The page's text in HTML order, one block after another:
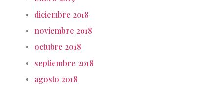
diciembre 2018
noviembre 2018
octubre 2018
septiembre 2018
agosto 2018